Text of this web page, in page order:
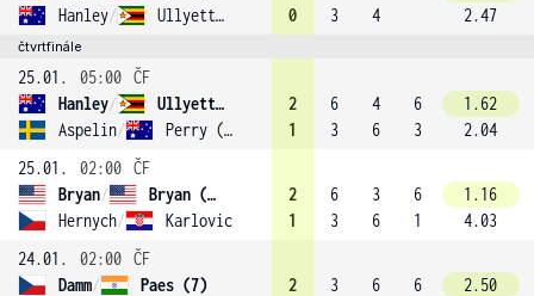
Hanley/ Ullyett (4)
0
3
4
2.47
čtvrtfinále
25.01. 05:00 ČF
Hanley/
Ullyett (4)
Aspelin/ Perry (8)
2
1
6
3
4
6
6
3
1.62
2.04
25.01.
02:00 ČF
Bryan/
Bryan (1)
Hernych/ Karlovic
2
1
6
3
3
6
6
1
1.16
4.03
24.01.
02:00 ČF
Damm/
Paes (7)
2
3
6
6
2.50